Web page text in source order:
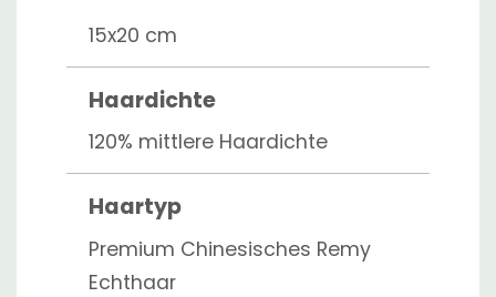
15x20 cm
Haardichte
120% mittlere Haardichte
Haartyp
Premium Chinesisches Remy
Echthaar